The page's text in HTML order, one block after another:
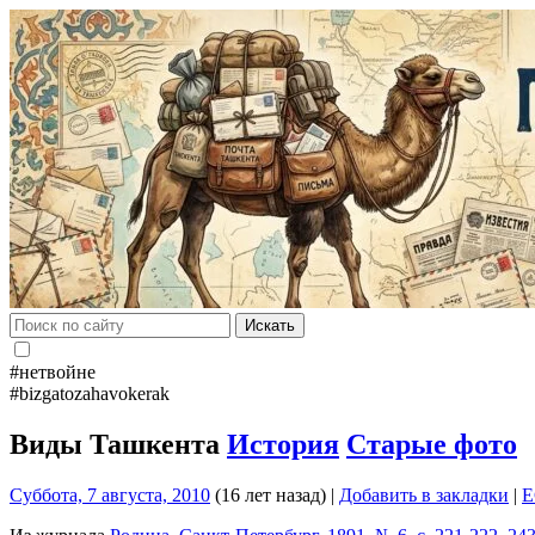
Искать
#нетвойне
#bizgatozahavokerak
Виды Ташкента История Старые фото
Суббота, 7 августа, 2010 (16 лет назад) | Добавить в закладки |